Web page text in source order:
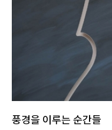
풍경을 이루는 순간들